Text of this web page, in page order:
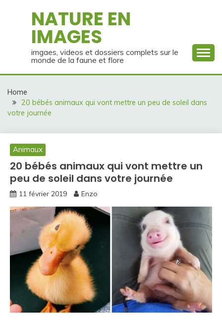
NATURE EN
IMAGES
imgaes, videos et dossiers complets sur le
monde de la faune et flore
Home
20 bébés animaux qui vont mettre un peu de soleil dans
votre journée
Animaux
20 bébés animaux qui vont mettre un
peu de soleil dans votre journée
11 février 2019 Enzo